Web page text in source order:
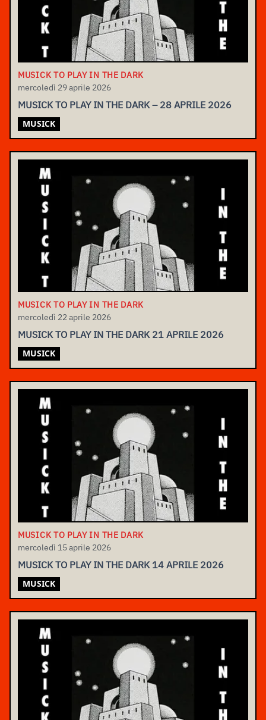
MUSICK TO PLAY IN THE DARK
mercoledì 29 aprile 2026
MUSICK TO PLAY IN THE DARK – 28 APRILE 2026
MUSICK
MUSICK TO PLAY IN THE DARK
mercoledì 22 aprile 2026
MUSICK TO PLAY IN THE DARK 21 APRILE 2026
MUSICK
MUSICK TO PLAY IN THE DARK
mercoledì 15 aprile 2026
MUSICK TO PLAY IN THE DARK 14 APRILE 2026
MUSICK